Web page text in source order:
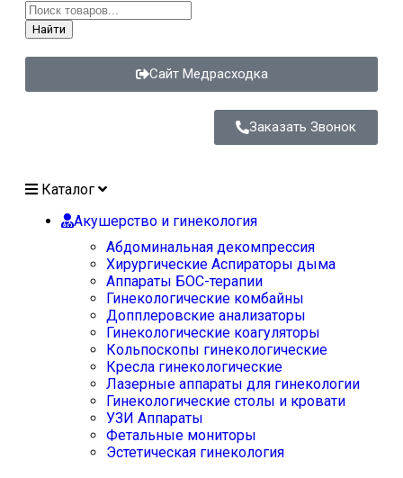
Найти
Сайт Медрасходка
Заказать Звонок
Каталог
Акушерство и гинекология
Абдоминальная декомпрессия
Хирургические Аспираторы дыма
Аппараты БОС-терапии
Гинекологические комбайны
Допплеровские анализаторы
Гинекологические коагуляторы
Кольпоскопы гинекологические
Кресла гинекологические
Лазерные аппараты для гинекологии
Гинекологические столы и кровати
УЗИ Аппараты
Фетальные мониторы
Эстетическая гинекология